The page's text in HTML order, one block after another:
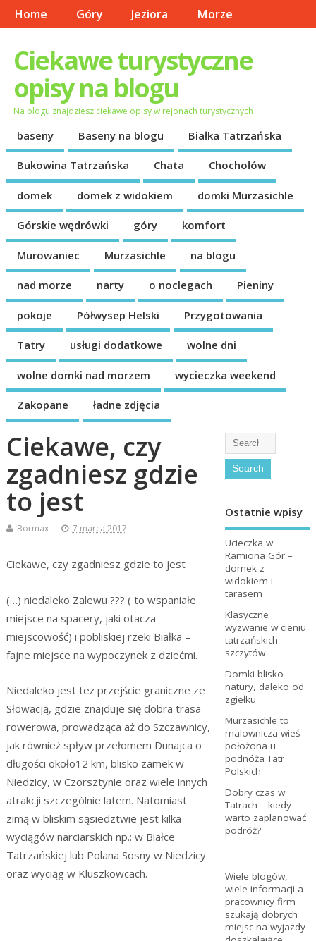
Home Góry Jeziora Morze
Ciekawe turystyczne
opisy na blogu
Na blogu znajdziesz ciekawe opisy w rejonach turystycznych
baseny Baseny na blogu Białka Tatrzańska
Bukowina Tatrzańska Chata Chochołów
domek domek z widokiem domki Murzasichle
Górskie wędrówki góry komfort
Murowaniec Murzasichle na blogu
nad morze narty o noclegach Pieniny
pokoje Półwysep Helski Przygotowania
Tatry usługi dodatkowe wolne dni
wolne domki nad morzem wycieczka weekend
Zakopane ładne zdjęcia
Ciekawe, czy
zgadniesz gdzie
to jest
Bormax 7 marca 2017
Ciekawe, czy zgadniesz gdzie to jest
(…) niedaleko Zalewu ??? ( to wspaniałe
miejsce na spacery, jaki otacza
miejscowość) i pobliskiej rzeki Białka –
fajne miejsce na wypoczynek z dziećmi.
Niedaleko jest też przejście graniczne ze
Słowacją, gdzie znajduje się dobra trasa
rowerowa, prowadząca aż do Szczawnicy,
jak również spływ przełomem Dunajca o
długości około12 km, blisko zamek w
Niedzicy, w Czorsztynie oraz wiele innych
atrakcji szczególnie latem. Natomiast
zimą w bliskim sąsiedztwie jest kilka
wyciągów narciarskich np.: w Białce
Tatrzańskiej lub Polana Sosny w Niedzicy
oraz wyciąg w Kluszkowcach.
Ostatnie wpisy
Ucieczka w
Ramiona Gór –
domek z
widokiem i
tarasem
Klasyczne
wyzwanie w cieniu
tatrzańskich
szczytów
Domki blisko
natury, daleko od
zgiełku
Murzasichle to
malownicza wieś
położona u
podnóża Tatr
Polskich
Dobry czas w
Tatrach – kiedy
warto zaplanować
podróż?
Wiele blogów,
wiele informacji a
pracownicy firm
szukają dobrych
miejsc na wyjazdy